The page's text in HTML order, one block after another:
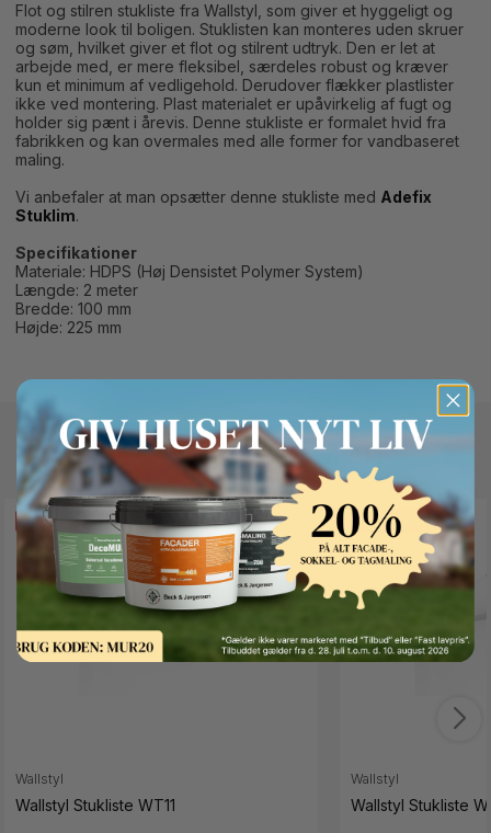
Flot og stilren stukliste fra Wallstyl, som giver et hyggeligt og
moderne look til boligen. Stuklisten kan monteres uden skruer
og søm, hvilket giver et flot og stilrent udtryk. Den er let at
arbejde med, er mere fleksibel, særdeles robust og kræver
kun et minimum af vedligehold. Derudover flækker plastlister
ikke ved montering. Plast materialet er upåvirkelig af fugt og
holder sig pænt i årevis. Denne stukliste er formalet hvid fra
fabrikken og kan overmales med alle former for vandbaseret
maling.
Vi anbefaler at man opsætter denne stukliste med Adefix
Stuklim.
Specifikationer
Materiale: HDPS (Høj Densistet Polymer System)
Længde: 2 meter
Bredde: 100 mm
Højde: 225 mm
Andre kunder kigger også på
FAST LAVPRIS
Wallstyl
Wallstyl Stukliste WT11
FAST LAVPRIS
Wallstyl
Wallstyl Stukliste
Button Text